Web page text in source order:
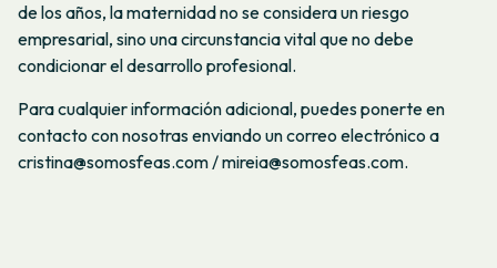
de los años, la maternidad no se considera un riesgo
empresarial, sino una circunstancia vital que no debe
condicionar el desarrollo profesional.
Para cualquier información adicional, puedes ponerte en
contacto con nosotras enviando un correo electrónico a
cristina@somosfeas.com / mireia@somosfeas.com.